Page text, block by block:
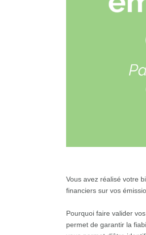
Vous avez réalisé votre
financiers sur vos
Pourquoi faire valider
permet de garantir la